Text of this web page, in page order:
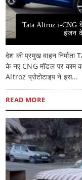
Tata Altroz i-CNG
इंजन के
देश की प्रमुख वाहन
के नए CNG मॉडल पर काम
Altroz प्रोटोटाइप ने इस...
READ MORE